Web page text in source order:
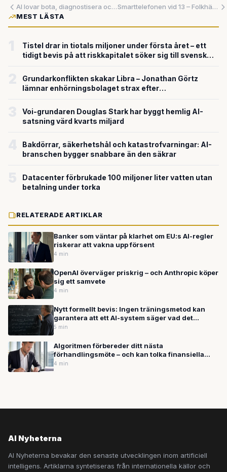
AI lovar bota, diagnostisera och rädda liv — men håller löftena vid närmare granskning?
Smarttelefonen vid 13 – Folkhälsomyndighetens rekommendation för att minska skadligt innehåll, sömnproblem och gängrekrytering
MEST LÄSTA
Tistel drar in tiotals miljoner under första året – ett
tidigt bevis på att riskkapitalet söker sig till svensk
Grundarkonflikten skakar Libra – Jonathan Görtz
lämnar enhörningsbolaget strax efter
Voi-grundaren Douglas Stark har byggt hemlig AI-
satsning värd kvarts miljard
Bakdörrar, säkerhetshål och katastrofvarningar: AI-
branschen bygger snabbare än den säkrar
Datacenter förbrukade 100 miljoner liter vatten utan
betalning under torka
RELATERADE ARTIKLAR
Banker som väntar på klarhet om EU:s AI-regler
riskerar att vakna upp försent
4 min
OpenAI överväger priskrig – och Anthropic köper
sig ett samvete
4 min
Nytt formellt bevis: Ingen träningsmetod kan
garantera att ett AI-system säger vad det
faktiskt 'vet'
5 min
Algoritmen förbereder ditt nästa
förhandlingsmöte – och kan tolka finansiella
dokument mer träffsäkert än standardmetoder
4 min
AI Nyheterna
AI Nyheterna bevakar den senaste utvecklingen inom artificiell
intelligens. Artiklarna syntetiseras från internationella källor och